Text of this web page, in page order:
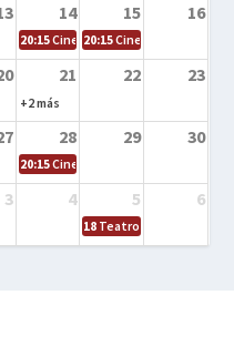
14 15 16
20:15Cine en la calle – Tortugas
20:15Cine en la calle –
21 22 23
+2 más
28 29 30
20:15Cine en el calle – Tintín y el
3 4 5 6
18 Teatro – Tres